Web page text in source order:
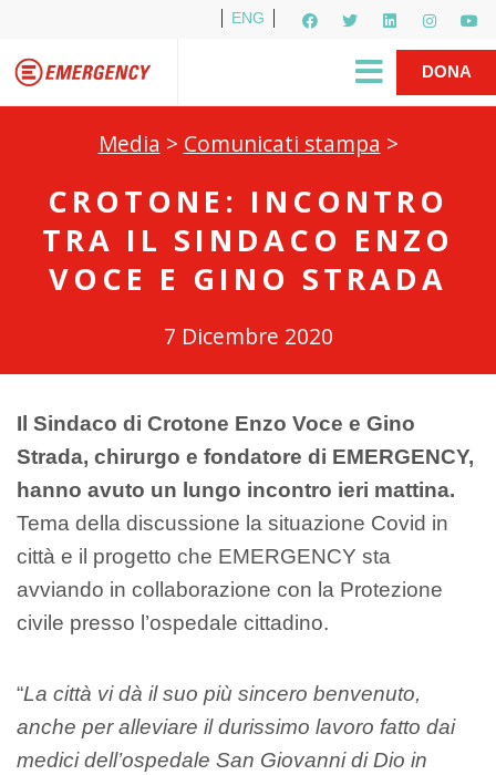
ENG
R1PUD1A
DONA
Media > Comunicati stampa >
CROTONE: INCONTRO
TRA IL SINDACO ENZO
VOCE E GINO STRADA
7 Dicembre 2020
Il Sindaco di Crotone Enzo Voce e Gino
Strada, chirurgo e fondatore di EMERGENCY,
hanno avuto un lungo incontro ieri mattina.
Tema della discussione la situazione Covid in
città e il progetto che EMERGENCY sta
avviando in collaborazione con la Protezione
civile presso l’ospedale cittadino.
“La città vi dà il suo più sincero benvenuto,
anche per alleviare il durissimo lavoro fatto dai
medici dell’ospedale San Giovanni di Dio in